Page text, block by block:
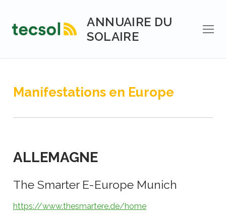
contenu
ANNUAIRE DU
SOLAIRE
Manifestations en Europe
ALLEMAGNE
The Smarter E-Europe Munich
https://www.thesmartere.de/home